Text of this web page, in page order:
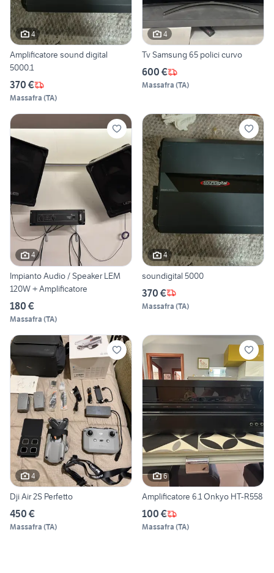
4
Amplificatore sound digital
5000.1
370 €
Massafra (TA)
4
Tv Samsung 65 polici curvo
600 €
Massafra (TA)
4
Impianto Audio / Speaker LEM
120W + Amplificatore
180 €
Massafra (TA)
4
soundigital 5000
370 €
Massafra (TA)
4
Dji Air 2S Perfetto
450 €
Massafra (TA)
6
Amplificatore 6.1 Onkyo HT-R558
100 €
Massafra (TA)